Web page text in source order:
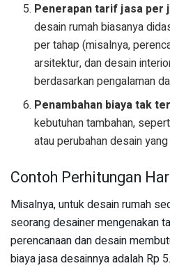
Penerapan tarif jasa per
desain rumah biasanya
per tahap (misalnya,
arsitektur, dan desain
berdasarkan pengalaman
Penambahan biaya tak
kebutuhan tambahan,
atau perubahan desain
Contoh Perhitungan
Misalnya, untuk desain rumah
seorang desainer mengenakan
perencanaan dan desain
biaya jasa desainnya adalah Rp